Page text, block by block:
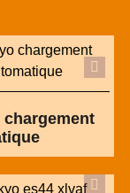
chargement